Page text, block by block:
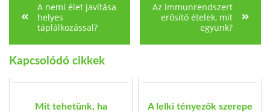
A nemi élet javítása
helyes
táplálkozással?
Az immunrendszert
erősítő ételek, mit
együnk?
Kapcsolódó cikkek
Mit tehetünk, ha
A lelki tényezők szerepe